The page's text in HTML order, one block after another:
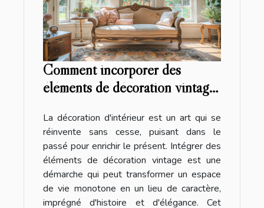
Comment incorporer des
éléments de décoration vintage
intérieur
La décoration d'intérieur est un art qui se
réinvente sans cesse, puisant dans le
passé pour enrichir le présent. Intégrer des
éléments de décoration vintage est une
démarche qui peut transformer un espace
de vie monotone en un lieu de caractère,
imprégné d'histoire et d'élégance. Cet